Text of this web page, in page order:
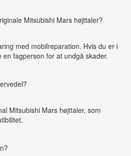
Mitsubishi Mars højttaler?
med mobilreparation. Hvis du er i
fagperson for at undgå skader.
Mitsubishi Mars højttaler, som